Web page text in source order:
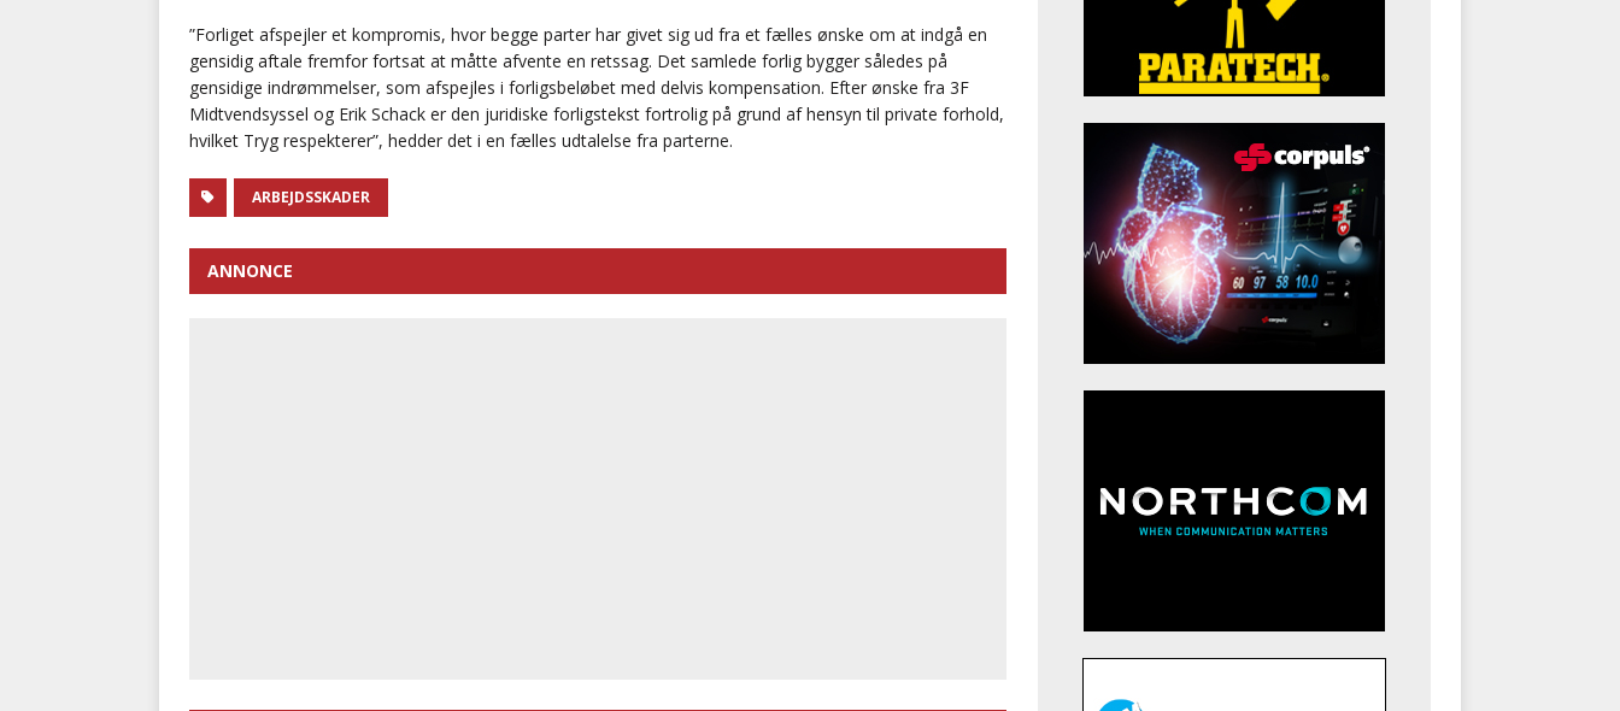
”Forliget afspejler et kompromis, hvor begge parter har givet sig ud fra et fælles ønske om at indgå en
gensidig aftale fremfor fortsat at måtte afvente en retssag. Det samlede forlig bygger således på
gensidige indrømmelser, som afspejles i forligsbeløbet med delvis kompensation. Efter ønske fra 3F
Midtvendsyssel og Erik Schack er den juridiske forligstekst fortrolig på grund af hensyn til private forhold,
hvilket Tryg respekterer”, hedder det i en fælles udtalelse fra parterne.
ARBEJDSSKADER
ANNONCE